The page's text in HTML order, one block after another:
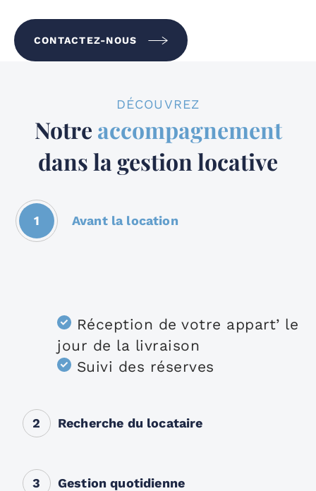
CONTACTEZ-NOUS
DÉCOUVREZ
Notre accompagnement
dans la gestion locative
1 Avant la location
Réception de votre appart’ le
jour de la livraison
Suivi des réserves
2 Recherche du locataire
3 Gestion quotidienne